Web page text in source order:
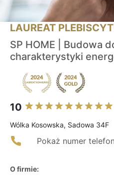
LAUREAT
SP HOME | Budowa
charakterystyki
10
Wólka Kosowska, Sadowa 34F
Pokaż numer
O firmie: